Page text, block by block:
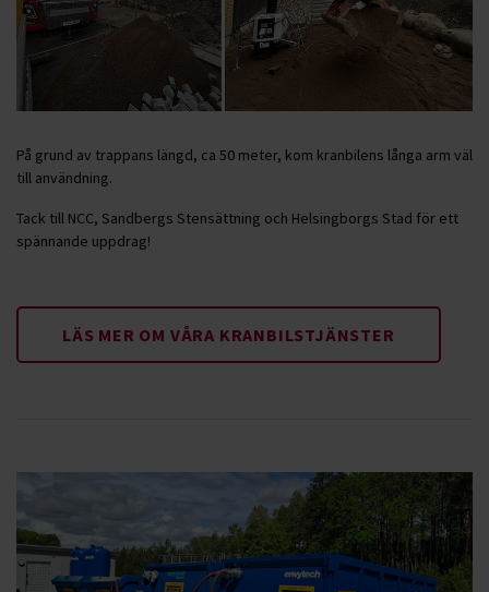
På grund av trappans längd, ca 50 meter, kom kranbilens långa arm väl
till användning.
Tack till NCC, Sandbergs Stensättning och Helsingborgs Stad för ett
spännande uppdrag!
LÄS MER OM VÅRA KRANBILSTJÄNSTER